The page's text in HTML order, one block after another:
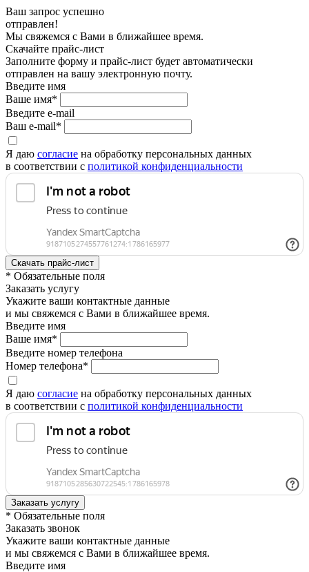
Ваш запрос успешно
отправлен!
Мы свяжемся с Вами в ближайшее время.
Скачайте прайс-лист
Заполните форму и прайс-лист будет автоматически
отправлен на вашу электронную почту.
Введите имя
Ваше имя*
Введите e-mail
Ваш e-mail*
Я даю согласие на обработку персональных данных
в соответствии с политикой конфиденциальности
* Обязательные поля
Заказать услугу
Укажите ваши контактные данные
и мы свяжемся с Вами в ближайшее время.
Введите имя
Ваше имя*
Введите номер телефона
Номер телефона*
Я даю согласие на обработку персональных данных
в соответствии с политикой конфиденциальности
* Обязательные поля
Заказать звонок
Укажите ваши контактные данные
и мы свяжемся с Вами в ближайшее время.
Введите имя